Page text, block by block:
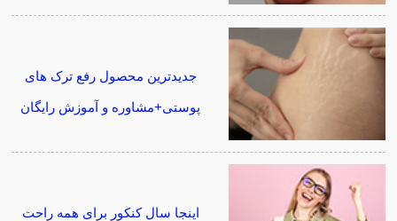
جدیدترین محصول رفع ترک های
پوستی+مشاوره و آموزش رایگان
اینجا سال کنکور برای همه راحت